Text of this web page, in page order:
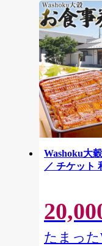
Washoku大
／ チケット
たまっ